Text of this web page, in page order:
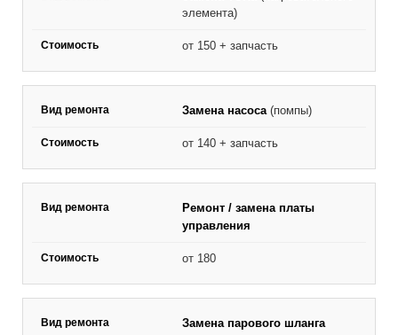
элемента)
от 150 + запчасть
Замена насоса (помпы)
от 140 + запчасть
Ремонт / замена платы
управления
от 180
Замена парового шланга